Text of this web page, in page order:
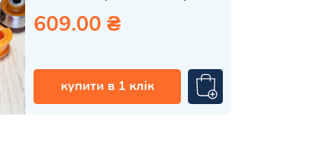
609.00 ₴
купити в 1 клік